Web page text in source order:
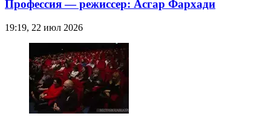
Профессия — режиссер: Асгар Фархади
19:19, 22 июл 2026